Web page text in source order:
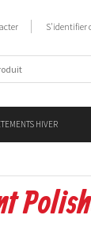
HIVER
S'identifier